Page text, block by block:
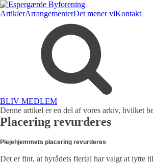
ArtiklerArrangementerDet mener viKontakt
BLIV MEDLEM
Denne artikel er en del af vores arkiv, hvilket
Placering revurderes
Plejehjemmets placering revurderes
Det er fint, at byrådets flertal har valgt at lytte